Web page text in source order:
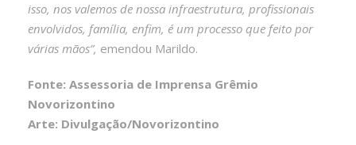
isso, nos valemos de nossa infraestrutura, profissionais
envolvidos, família, enfim, é um processo que feito por
várias mãos”, emendou Marildo.
Fonte: Assessoria de Imprensa Grêmio
Novorizontino
Arte: Divulgação/Novorizontino